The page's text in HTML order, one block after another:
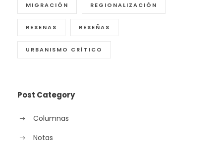
MIGRACIÓN REGIONALIZACIÓN
RESENAS RESEÑAS
URBANISMO CRÍTICO
Post Category
Columnas
Notas